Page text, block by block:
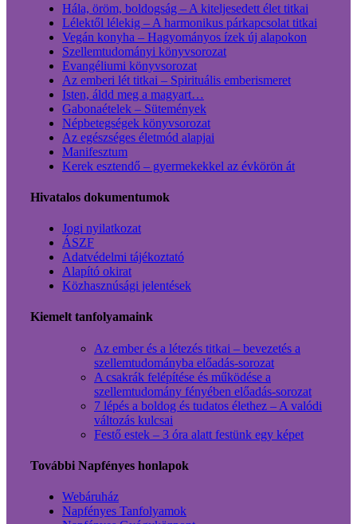
Hála, öröm, boldogság – A kiteljesedett élet titkai
Lélektől lélekig – A harmonikus párkapcsolat titkai
Vegán konyha – Hagyományos ízek új alapokon
Szellemtudományi könyvsorozat
Evangéliumi könyvsorozat
Az emberi lét titkai – Spirituális emberismeret
Isten, áldd meg a magyart…
Gabonaételek – Sütemények
Népbetegségek könyvsorozat
Az egészséges életmód alapjai
Manifesztum
Kerek esztendő – gyermekekkel az évkörön át
Hivatalos dokumentumok
Jogi nyilatkozat
ÁSZF
Adatvédelmi tájékoztató
Alapító okirat
Közhasznúsági jelentések
Kiemelt tanfolyamaink
Az ember és a létezés titkai – bevezetés a
szellemtudományba előadás-sorozat
A csakrák felépítése és működése a
szellemtudomány fényében előadás-sorozat
7 lépés a boldog és tudatos élethez – A valódi
változás kulcsai
Festő estek – 3 óra alatt festünk egy képet
További Napfényes honlapok
Webáruház
Napfényes Tanfolyamok